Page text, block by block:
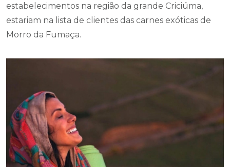
estabelecimentos na região da grande Criciúma,
estariam na lista de clientes das carnes exóticas de
Morro da Fumaça.